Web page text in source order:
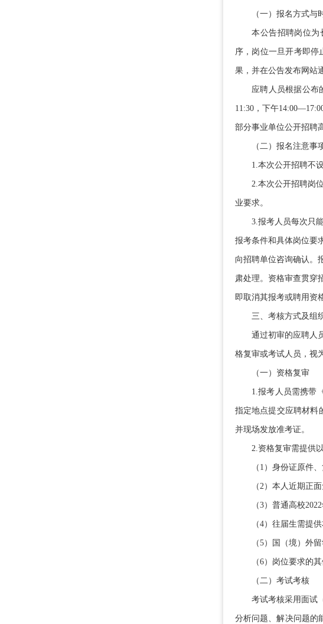
（一）报名方式与
本公告招聘岗位为长
序，岗位一旦开考即停
果，并在公告发布网站
应聘人员根据公布的
11:30，下午
部分事业单位公开招聘
（二）报名注意事
1.本次公开招聘不设
2.本次公开招聘岗位
业要求。
3.报考人员每次只能
报考条件和具体岗位要
向招聘单位咨询确认。
肃处理。资格审查贯穿
即取消其报考或聘用资
三、考核方式及组
通过初审的应聘人员
格复审或考试人员，视
（一）资格复审
1.报考人员需携带《
指定地点提交应聘材料
并现场发放准考证。
2.资格复审需提供以
（1）身份证原件、
（2）本人近期正面
（3）普通高校2022
（4）往届生需提供
（5）国（境）外留
（6）岗位要求的其
（二）考试考核
考试考核采用面试（
分析问题、解决问题的